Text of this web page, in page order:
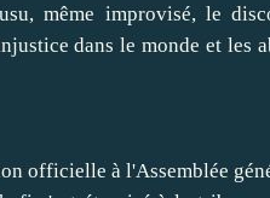
même improvisé, le
dans le monde et les
officielle à l'Assemblée